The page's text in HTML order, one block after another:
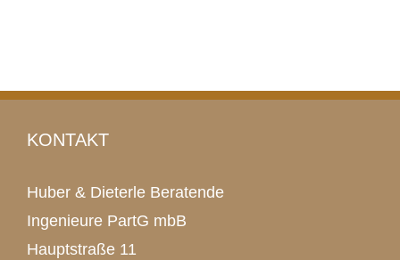
KONTAKT
Huber & Dieterle Beratende
Ingenieure PartG mbB
Hauptstraße 11